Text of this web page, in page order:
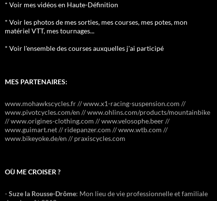
* Voir mes vidéos en Haute-Définition
* Voir les photos de mes sorties, mes courses, mes potes, mon
matériel VTT, mes tournages...
* Voir l'ensemble des courses auxquelles j'ai participé
MES PARTENAIRES:
www.mohawkscycles.fr // www.x1-racing-suspension.com //
www.pivotcycles.com/en // www.ohlins.com/products/mountainbike
// www.origines-clothing.com // www.velosophe.beer //
www.guimart.net // ridepanzer.com // www.wtb.com //
www.bikeyoke.de/en // praxiscycles.com
OÙ ME CROISER ?
-Suze la Rousse-Drôme: Mon lieu de vie professionnelle et familiale